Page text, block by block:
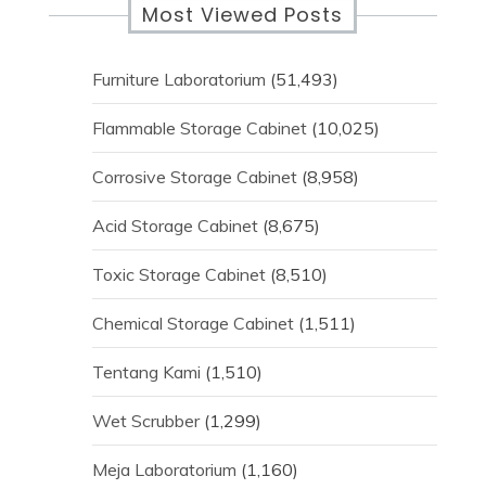
Most Viewed Posts
Furniture Laboratorium (51,493)
Flammable Storage Cabinet (10,025)
Corrosive Storage Cabinet (8,958)
Acid Storage Cabinet (8,675)
Toxic Storage Cabinet (8,510)
Chemical Storage Cabinet (1,511)
Tentang Kami (1,510)
Wet Scrubber (1,299)
Meja Laboratorium (1,160)